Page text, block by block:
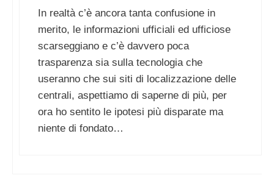
In realtà c’è ancora tanta confusione in
merito, le informazioni ufficiali ed ufficiose
scarseggiano e c’è davvero poca
trasparenza sia sulla tecnologia che
useranno che sui siti di localizzazione delle
centrali, aspettiamo di saperne di più, per
ora ho sentito le ipotesi più disparate ma
niente di fondato…